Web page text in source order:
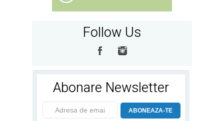
Follow Us
Abonare Newsletter
ABONEAZA-TE